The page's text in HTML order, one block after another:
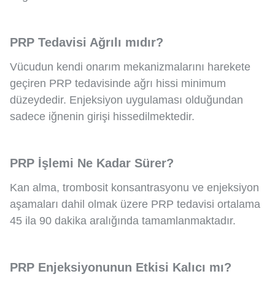
PRP Tedavisi Ağrılı mıdır?
Vücudun kendi onarım mekanizmalarını harekete
geçiren PRP tedavisinde ağrı hissi minimum
düzeydedir. Enjeksiyon uygulaması olduğundan
sadece iğnenin girişi hissedilmektedir.
PRP İşlemi Ne Kadar Sürer?
Kan alma, trombosit konsantrasyonu ve enjeksiyon
aşamaları dahil olmak üzere PRP tedavisi ortalama
45 ila 90 dakika aralığında tamamlanmaktadır.
PRP Enjeksiyonunun Etkisi Kalıcı mı?